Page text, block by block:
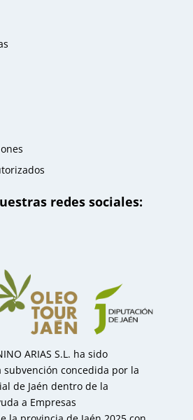
redes sociales:
ARIAS S.L. ha sido
subvención concedida por la
de Jaén dentro de la
a Empresas